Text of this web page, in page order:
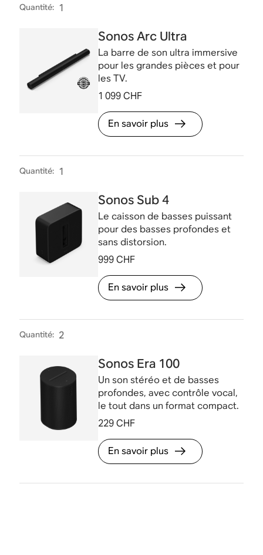
Quantité: 1
Sonos Arc Ultra
La barre de son ultra immersive
pour les grandes pièces et pour
les TV.
1 099 CHF
En savoir plus
Quantité: 1
Sonos Sub 4
Le caisson de basses puissant
pour des basses profondes et
sans distorsion.
999 CHF
En savoir plus
Quantité: 2
Sonos Era 100
Un son stéréo et de basses
profondes, avec contrôle vocal,
le tout dans un format compact.
229 CHF
En savoir plus